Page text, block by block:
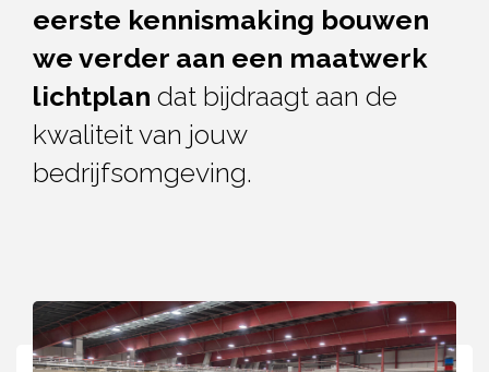
eerste kennismaking bouwen
we verder aan een maatwerk
lichtplan dat bijdraagt aan de
kwaliteit van jouw
bedrijfsomgeving.